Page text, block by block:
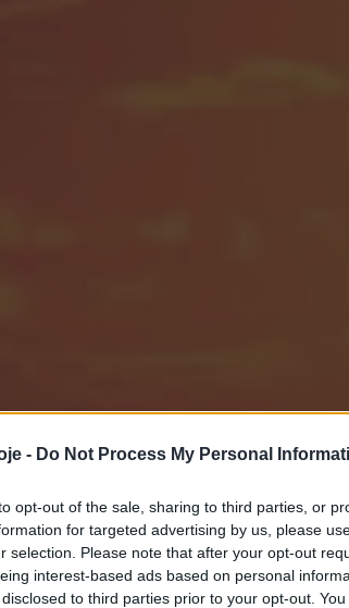
- Do Not Process My Personal
opt-out of the sale, sharing to third parties, or
for targeted advertising by us, please
selection. Please note that after your opt-out
interest-based ads based on personal
to third parties prior to your opt-out.